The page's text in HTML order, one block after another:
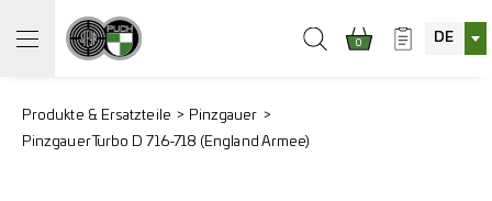
0 DE
Produkte & Ersatzteile
Pinzgauer
Pinzgauer Turbo D 716-718 (England Armee)